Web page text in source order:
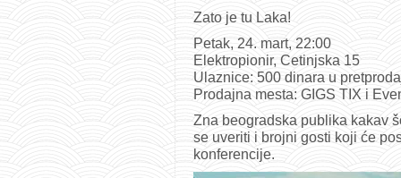
Zato je tu Laka!
Petak, 24. mart, 22:00
Elektropionir, Cetinjska 15
Ulaznice: 500 dinara u
Prodajna mesta: GIGS TIX i
Zna beogradska publika kakav
se uveriti i brojni gosti koji će
konferencije.